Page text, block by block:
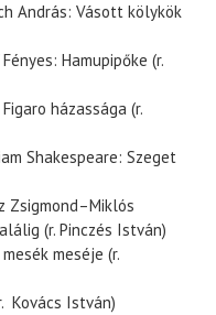
András: Vásott kölykök
Hamupipőke (r.
házassága (r.
Shakespeare: Szeget
Zsigmond–Miklós
(r. Pinczés István)
meséje (r.
Kovács István)